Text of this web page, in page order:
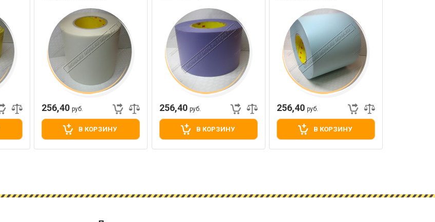
256,40 руб.
В КОРЗИНУ
256,40 руб.
В КОРЗИНУ
256,40 руб.
В КОРЗИНУ